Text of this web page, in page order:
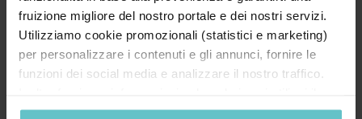
fruizione migliore del nostro portale e dei nostri servizi.
Utilizziamo cookie promozionali (statistici e marketing)
per personalizzare i contenuti e gli annunci, fornire le
funzioni dei social media e analizzare il nostro traffico.
nostro sito ai nostri partner che si occupano di analisi dei
Finanza agevolata: il dizionario
essenziale per le imprese